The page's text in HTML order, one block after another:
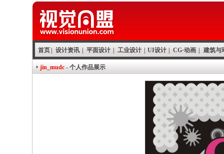
首页 设计资讯 平面设计 工业设计 UI设计 CG·动画 建筑与
jin_mudc - 个人作品展示